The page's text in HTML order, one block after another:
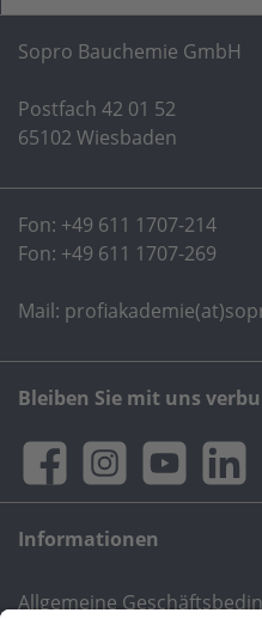
Sopro Bauchemie GmbH
Postfach 42 01 52
65102 Wiesbaden
Fon: +49 611 1707-214
Fon: +49 611 1707-269
Mail:
Bleiben Sie mit uns
Informationen
Allgemeine